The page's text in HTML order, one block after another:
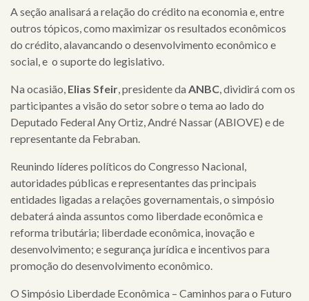
serviços
clientes
notícias
A seção analisará a relação do crédito na economia e, entre
outros tópicos, como maximizar os resultados econômicos
do crédito, alavancando o desenvolvimento econômico e
social, e o suporte do legislativo.
Na ocasião, Elias Sfeir, presidente da ANBC, dividirá com os
participantes a visão do setor sobre o tema ao lado do
Deputado Federal Any Ortiz, André Nassar (ABIOVE) e de
representante da Febraban.
Reunindo líderes políticos do Congresso Nacional,
autoridades públicas e representantes das principais
entidades ligadas a relações governamentais, o simpósio
debaterá ainda assuntos como liberdade econômica e
reforma tributária; liberdade econômica, inovação e
desenvolvimento; e segurança jurídica e incentivos para
promoção do desenvolvimento econômico.
O Simpósio Liberdade Econômica – Caminhos para o Futuro